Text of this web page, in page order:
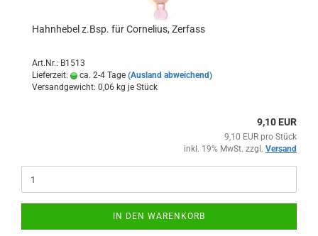
Hahnhebel z.Bsp. für Cornelius, Zerfass
Art.Nr.: B1513
Lieferzeit:
ca. 2-4 Tage (Ausland abweichend)
Versandgewicht: 0,06 kg je Stück
9,10 EUR
9,10 EUR pro Stück
inkl. 19% MwSt. zzgl. Versand
IN DEN WARENKORB